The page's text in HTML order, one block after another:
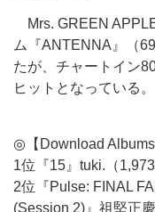
Mrs. GREEN
ム『ANTENNA』（
たが、チャートイン
ヒットとなっている。
◎【Download
1位『15』tuki.（
2位『Pulse: FINAL
(Session 2)』祖堅正